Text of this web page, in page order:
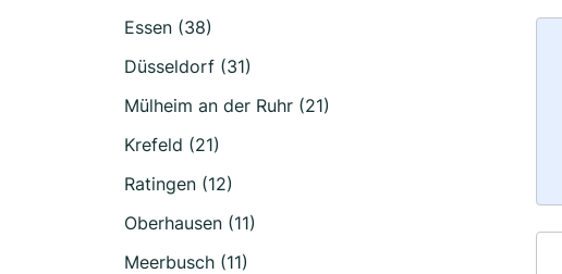
Essen (38)
Düsseldorf (31)
Mülheim an der Ruhr (21)
Krefeld (21)
Ratingen (12)
Oberhausen (11)
Meerbusch (11)